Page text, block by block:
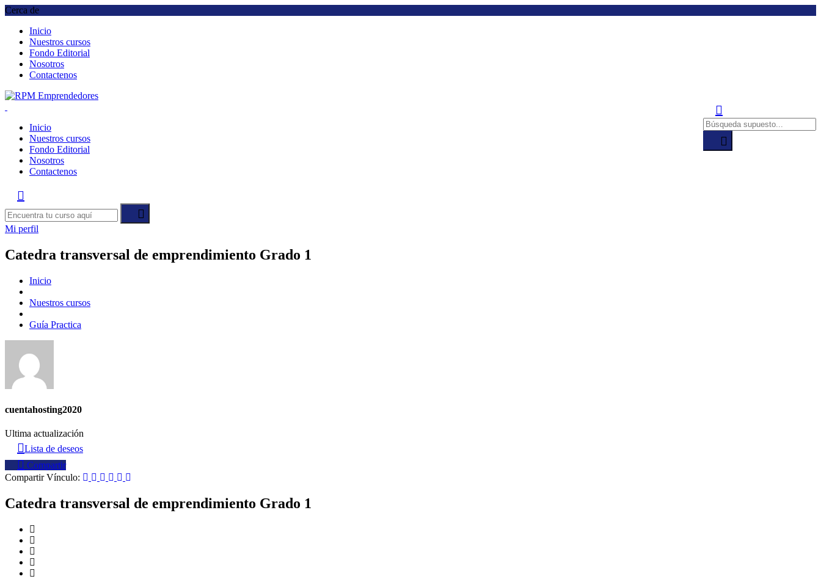
Cerca de
Inicio
Nuestros cursos
Fondo Editorial
Nosotros
Contactenos
Inicio
Nuestros cursos
Fondo Editorial
Nosotros
Contactenos
Mi perfil
Catedra transversal de emprendimiento Grado 1
Inicio
Nuestros cursos
Guía Practica
cuentahosting2020
Ultima actualización
Lista de deseos
Compartir
Compartir Vínculo:
Catedra transversal de emprendimiento Grado 1